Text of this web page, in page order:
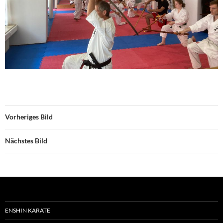
Vorheriges Bild
Nächstes Bild
ENSHIN KARATE